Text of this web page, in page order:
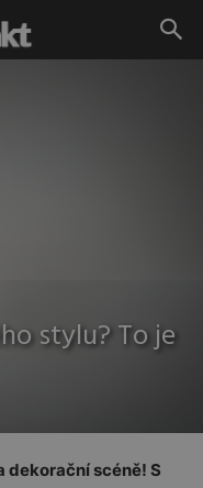
stylu? To je
dekorační scéně! S